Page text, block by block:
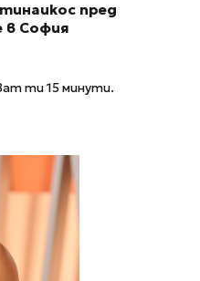
пред
в София
ти 15 минути.